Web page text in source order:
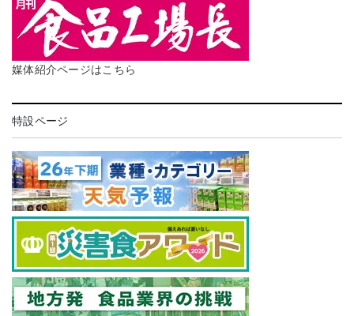
媒体紹介ページはこちら
特設ページ